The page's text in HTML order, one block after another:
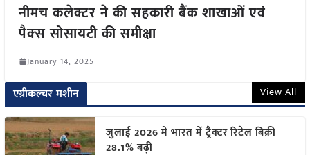
नीमच कलेक्टर ने की सहकारी बैंक शाखाओं एवं
पैक्‍स सोसायटी की समीक्षा
January 14, 2025
एग्रीकल्चर मशीन View All
जुलाई 2026 में भारत में ट्रैक्टर रिटेल बिक्री
28.1% बढ़ी